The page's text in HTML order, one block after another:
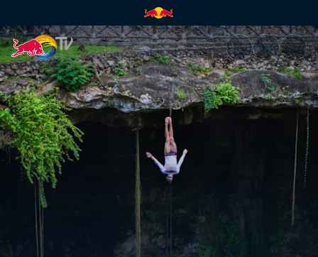
Die Wiederbegegnung: Von